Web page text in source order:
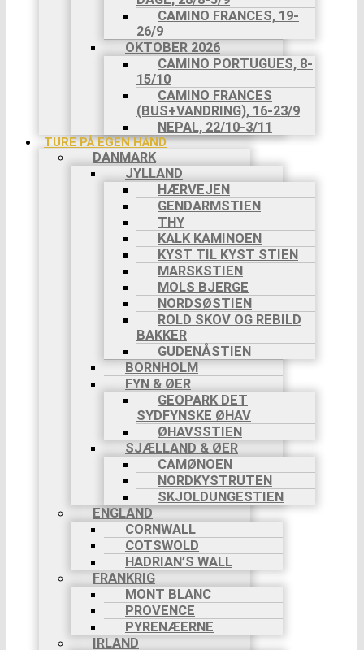
CAMINO FRANCES, 19-
26/9
OKTOBER 2026
CAMINO PORTUGUES, 8-
15/10
CAMINO FRANCES
(BUS+VANDRING), 16-23/9
NEPAL, 22/10-3/11
TURE PÅ EGEN HÅND
DANMARK
JYLLAND
HÆRVEJEN
GENDARMSTIEN
THY
KALK KAMINOEN
KYST TIL KYST STIEN
MARSKSTIEN
MOLS BJERGE
NORDSØSTIEN
ROLD SKOV OG REBILD
BAKKER
GUDENÅSTIEN
BORNHOLM
FYN & ØER
GEOPARK DET
SYDFYNSKE ØHAV
ØHAVSSTIEN
SJÆLLAND & ØER
CAMØNOEN
NORDKYSTRUTEN
SKJOLDUNGESTIEN
ENGLAND
CORNWALL
COTSWOLD
HADRIAN’S WALL
FRANKRIG
MONT BLANC
PROVENCE
PYRENÆERNE
IRLAND